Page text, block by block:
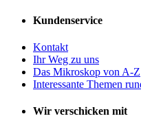
Kundenservice
Kontakt
Ihr Weg zu uns
Das Mikroskop von A-Z
Interessante Themen
Wir verschicken mit